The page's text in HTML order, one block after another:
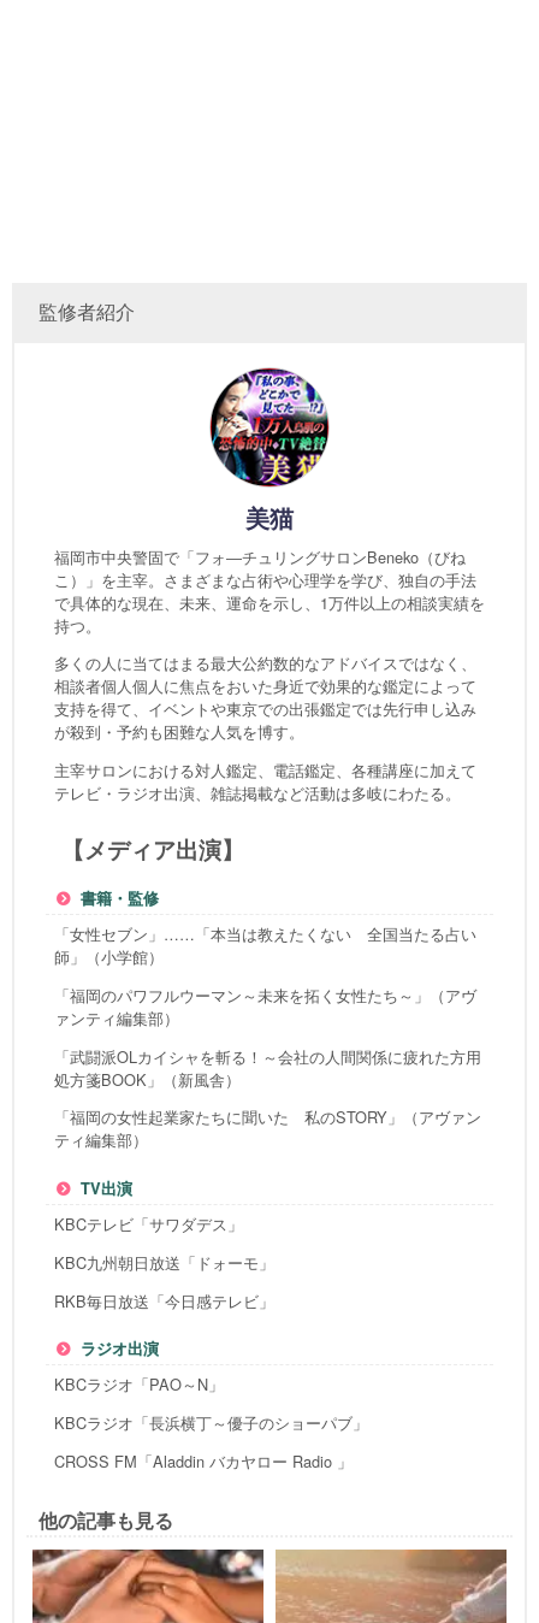
監修者紹介
美猫
福岡市中央警固で「フォ―チュリングサロンBeneko（びね
こ）」を主宰。さまざまな占術や心理学を学び、独自の手法
で具体的な現在、未来、運命を示し、1万件以上の相談実績を
持つ。
多くの人に当てはまる最大公約数的なアドバイスではなく、
相談者個人個人に焦点をおいた身近で効果的な鑑定によって
支持を得て、イベントや東京での出張鑑定では先行申し込み
が殺到・予約も困難な人気を博す。
主宰サロンにおける対人鑑定、電話鑑定、各種講座に加えて
テレビ・ラジオ出演、雑誌掲載など活動は多岐にわたる。
【メディア出演】
書籍・監修
「女性セブン」……「本当は教えたくない 全国当たる占い
師」（小学館）
「福岡のパワフルウーマン～未来を拓く女性たち～」（アヴ
ァンティ編集部）
「武闘派OLカイシャを斬る！～会社の人間関係に疲れた方用
処方箋BOOK」（新風舎）
「福岡の女性起業家たちに聞いた 私のSTORY」（アヴァン
ティ編集部）
TV出演
KBCテレビ「サワダデス」
KBC九州朝日放送「ドォーモ」
RKB毎日放送「今日感テレビ」
ラジオ出演
KBCラジオ「PAO～N」
KBCラジオ「長浜横丁～優子のショーパブ」
CROSS FM「Aladdin バカヤロー Radio 」
他の記事も見る